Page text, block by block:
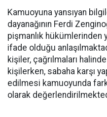
Kamuoyuna yansıyan
dayanağının Ferdi
pişmanlık hükümlerinden
ifade olduğu
kişiler, çağrılmaları
kişilerken, sabaha karşı
edilmesi kamuoyunda
olarak